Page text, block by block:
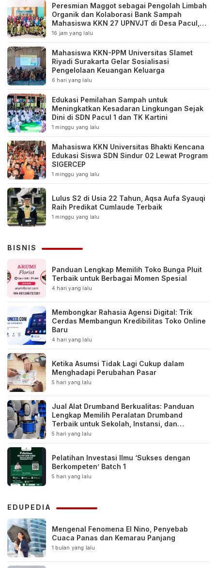
Peresmian Maggot sebagai Pengolah Limbah
Organik dan Kolaborasi Bank Sampah
Mahasiswa KKN 27 UPNVJT di Desa Pacul,
Bojonegoro
16 jam yang lalu
Mahasiswa KKN-PPM Universitas Slamet
Riyadi Surakarta Gelar Sosialisasi
Pengelolaan Keuangan Keluarga
6 hari yang lalu
Edukasi Pemilahan Sampah untuk
Meningkatkan Kesadaran Lingkungan Sejak
Dini di SDN Pacul 1 dan TK Kartini
1 minggu yang lalu
Mahasiswa KKN Universitas Bhakti Kencana
Edukasi Siswa SDN Sindur 02 Lewat Program
SIGERCEP
1 minggu yang lalu
Lulus S2 di Usia 22 Tahun, Aqsa Aufa Syauqi
Raih Predikat Cumlaude Terbaik
1 minggu yang lalu
BISNIS
Panduan Lengkap Memilih Toko Bunga Pluit
Terbaik untuk Berbagai Momen Spesial
4 hari yang lalu
Membongkar Rahasia Agensi Digital: Trik
Cerdas Membangun Kredibilitas Toko Online
Baru
4 hari yang lalu
Ketika Asumsi Tidak Lagi Cukup dalam
Menghadapi Perubahan Pasar
5 hari yang lalu
Jual Alat Drumband Berkualitas: Panduan
Lengkap Memilih Peralatan Drumband
Terbaik untuk Sekolah, Instansi, dan
Komunitas
5 hari yang lalu
Pelatihan Investasi Ilmu ‘Sukses dengan
Berkompeten’ Batch 1
5 hari yang lalu
EDUPEDIA
Mengenal Fenomena El Nino, Penyebab
Cuaca Panas dan Kemarau Panjang
1 bulan yang lalu